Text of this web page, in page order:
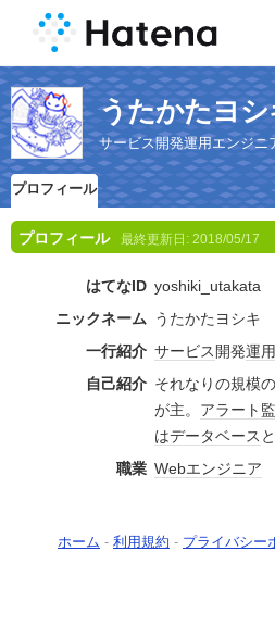
うたかたヨ
サービス開発運用エンジニ
プロフィール
プロフィール 最終更新日: 2018/05/17
はてなID yoshiki_utakata
ニックネーム うたかたヨシキ
一行紹介 サービス 開発運用
自己紹介 それなりの規模の
が主。 アラート
はデータベース と
職業 Webエンジニア
ホーム - 利用規約 - プライバシー